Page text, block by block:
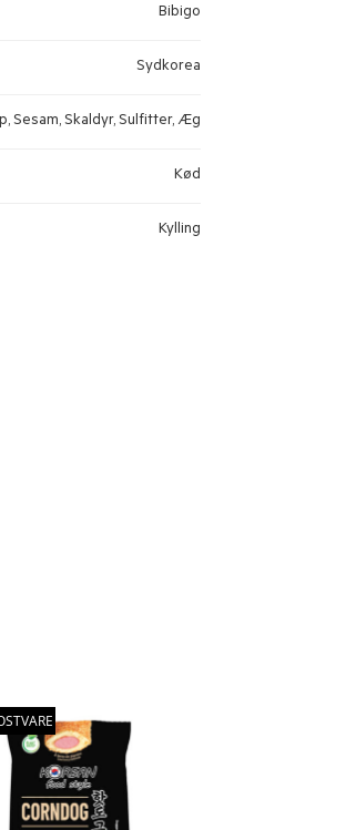
Bibigo
Sydkorea
Sesam, Skaldyr, Sulfitter, Æg
Kød
Kylling